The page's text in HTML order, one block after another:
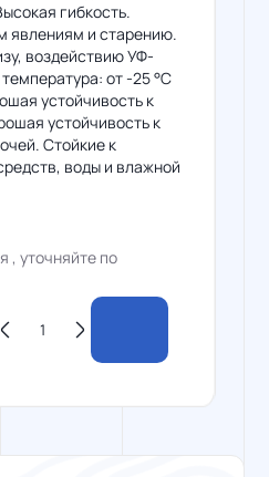
гибкость.
явлениям и старению.
воздействию УФ-
от -25 °C
устойчивость к
устойчивость к
Стойкие к
воды и влажной
, уточняйте по